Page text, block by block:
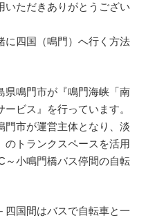
いただきありがとうござい
に四国（鳴門）へ行く方法
県鳴門市が『鳴門海峡「南
ビス』を行っています。
門市が運営主体となり、淡
のトランクスペースを活用
～小鳴門橋バス停間の自転
四国間はバスで自転車と一